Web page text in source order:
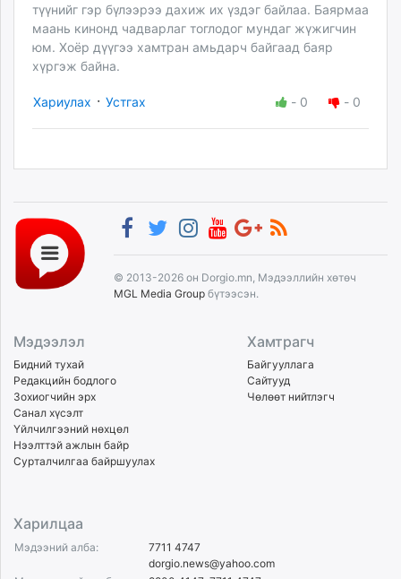
түүнийг гэр бүлээрээ дахиж их үздэг байлаа. Баярмаа
маань кинонд чадварлаг тоглодог мундаг жүжигчин
юм. Хоёр дүүгээ хамтран амьдарч байгаад баяр
хүргэж байна.
Хариулах · Устгах - 0 - 0
© 2013-2026 он Dorgio.mn, Мэдээллийн хөтөч
MGL Media Group бүтээсэн.
Мэдээлэл
Бидний тухай
Редакцийн бодлого
Зохиогчийн эрх
Санал хүсэлт
Үйлчилгээний нөхцөл
Нээлттэй ажлын байр
Сурталчилгаа байршуулах
Хамтрагч
Байгууллага
Сайтууд
Чөлөөт нийтлэгч
Харилцаа
Мэдээний алба:
7711 4747
dorgio.news@yahoo.com